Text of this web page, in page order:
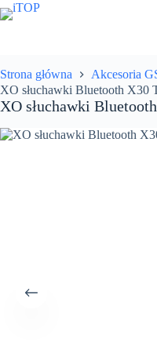
Przejdź
do
Strona główna Akcesoria
XO słuchawki Bluetooth X30
XO słuchawki